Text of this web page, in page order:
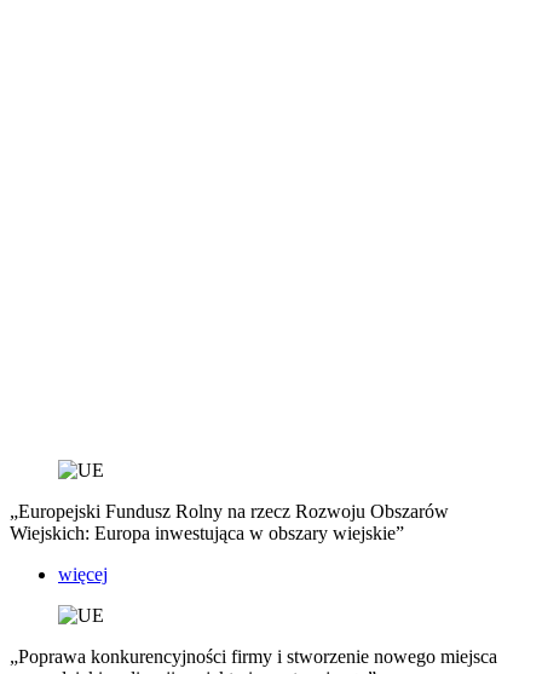
„Europejski Fundusz Rolny na rzecz Rozwoju Obszarów
Wiejskich: Europa inwestująca w obszary wiejskie”
więcej
„Poprawa konkurencyjności firmy i stworzenie nowego miejsca